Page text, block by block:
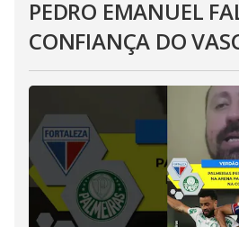
PEDRO EMANUEL
CONFIANÇA DO